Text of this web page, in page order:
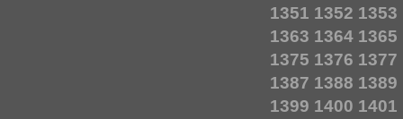
1351 1352 1353
1363 1364 1365
1375 1376 1377
1387 1388 1389
1399 1400 1401